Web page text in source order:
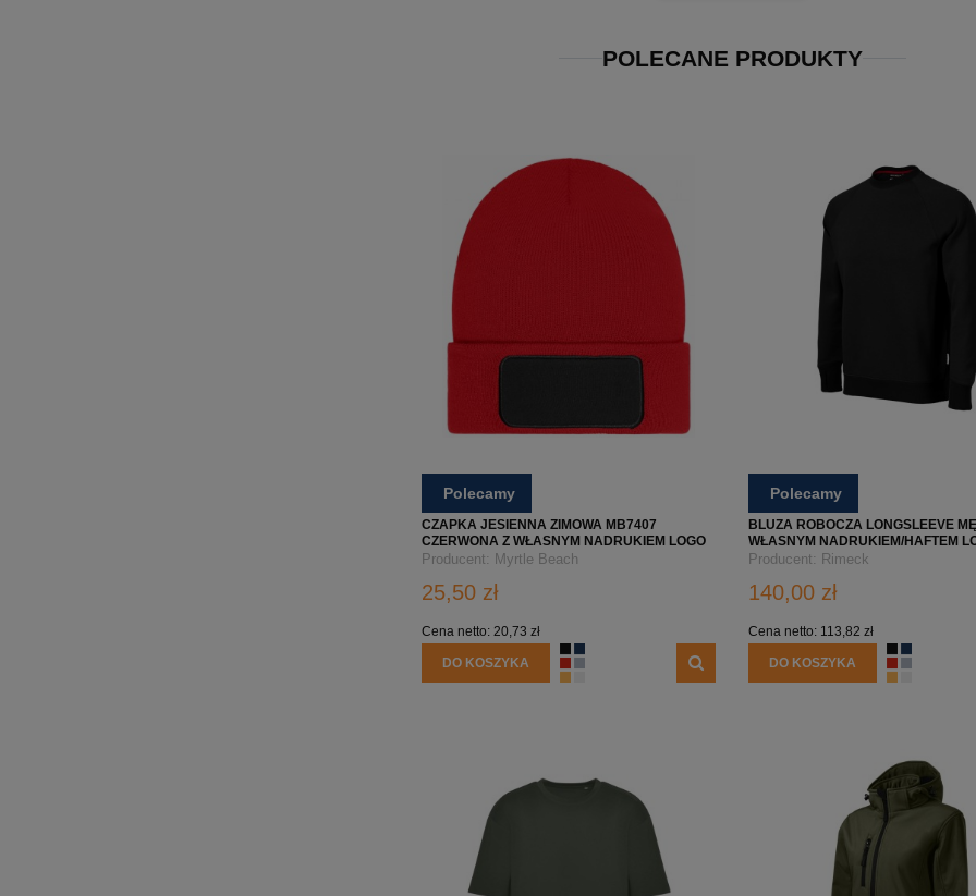
POLECANE PRODUKTY
Polecamy
CZAPKA JESIENNA ZIMOWA MB7407
CZERWONA Z WŁASNYM NADRUKIEM LOGO
FIRMY
Producent: Myrtle Beach
25,50 zł
Cena netto: 20,73 zł
DO KOSZYKA
Polecamy
BLUZA ROBOCZA LONGSLEEVE
WŁASNYM NADRUKIEM/HAFTEM
- VERTEX W42 - CZARNA
Producent: Rimeck
140,00 zł
Cena netto: 113,82 zł
DO KOSZYKA